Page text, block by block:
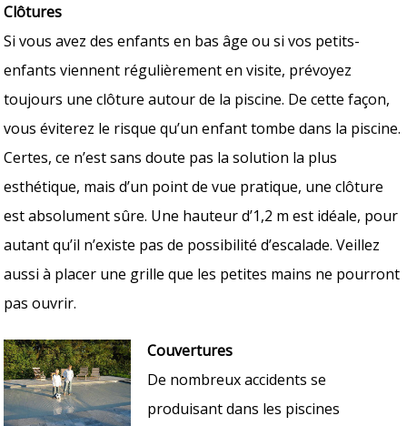
Clôtures
Si vous avez des enfants en bas âge ou si vos petits-
enfants viennent régulièrement en visite, prévoyez
toujours une clôture autour de la piscine. De cette façon,
vous éviterez le risque qu’un enfant tombe dans la piscine.
Certes, ce n’est sans doute pas la solution la plus
esthétique, mais d’un point de vue pratique, une clôture
est absolument sûre. Une hauteur d’1,2 m est idéale, pour
autant qu’il n’existe pas de possibilité d’escalade. Veillez
aussi à placer une grille que les petites mains ne pourront
pas ouvrir.
Couvertures
De nombreux accidents se
produisant dans les piscines